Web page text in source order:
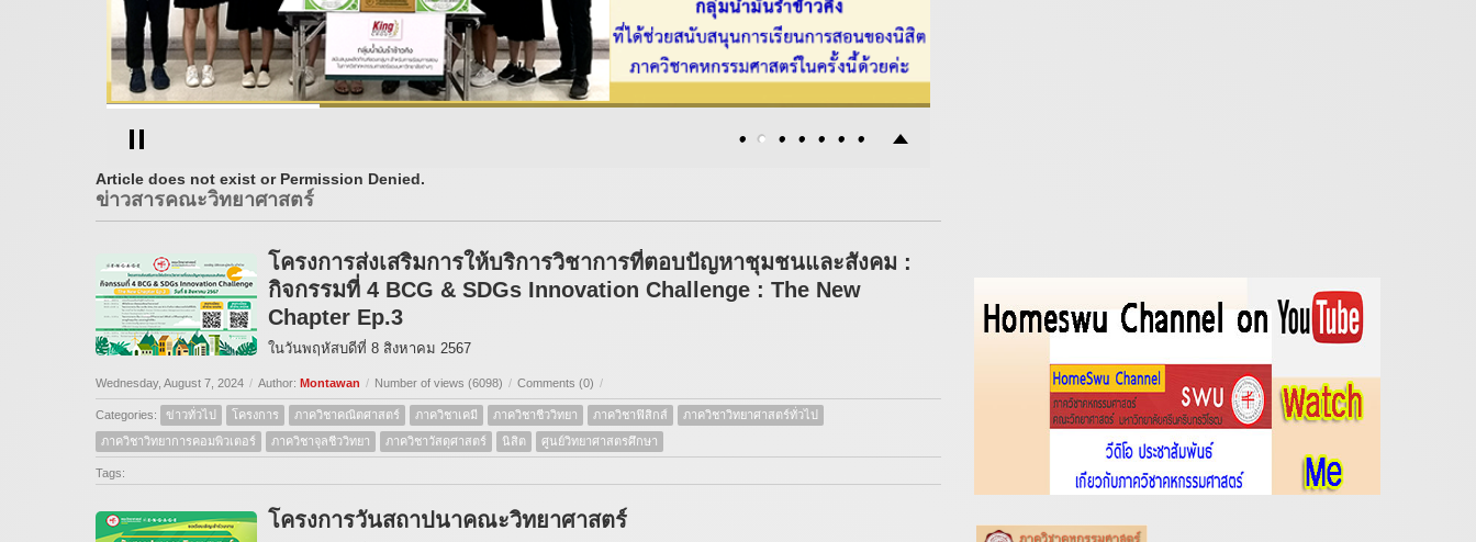
Article does not exist or Permission Denied.
ข่าวสารคณะวิทยาศาสตร์
โครงการส่งเสริมการให้บริการวิชาการที่ตอบปัญหาชุมชนและสังคม :
กิจกรรมที่ 4 BCG & SDGs Innovation Challenge : The New
Chapter Ep.3
ในวันพฤหัสบดีที่ 8 สิงหาคม 2567
Wednesday, August 7, 2024 / Author: Montawan / Number of views (6098) / Comments (0) /
Categories: ข่าวทั่วไป โครงการ ภาควิชาคณิตศาสตร์ ภาควิชาเคมี ภาควิชาชีววิทยา ภาควิชาฟิสิกส์
ภาควิชาวิทยาศาสตร์ทั่วไป
ภาควิชาวิทยาการคอมพิวเตอร์
ภาควิชาจุลชีววิทยา ภาควิชาวัสดุศาสตร์ นิสิต ศูนย์วิทยาศาสตรศึกษา
Tags:
โครงการวันสถาปนาคณะวิทยาศาสตร์